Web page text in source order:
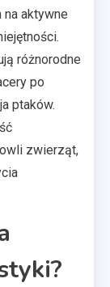
aktywne
różnorodne
po
ptaków.
zwierząt,